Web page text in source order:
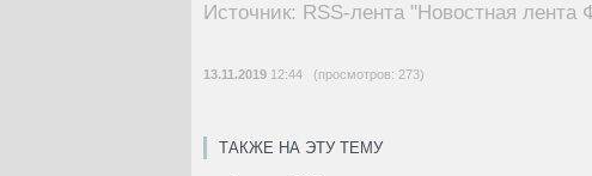
Источник: RSS-лента "Новостная лента
13.11.2019 12:44 (просмотров: 273)
ТАКЖЕ НА ЭТУ ТЕМУ